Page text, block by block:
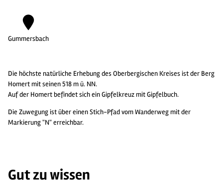
Gummersbach
Die höchste natürliche Erhebung des Oberbergischen Kreises ist der Berg
Homert mit seinen 518 m ü. NN.
Auf der Homert befindet sich ein Gipfelkreuz mit Gipfelbuch.
Die Zuwegung ist über einen Stich-Pfad vom Wanderweg mit der
Markierung "N" erreichbar.
Gut zu wissen